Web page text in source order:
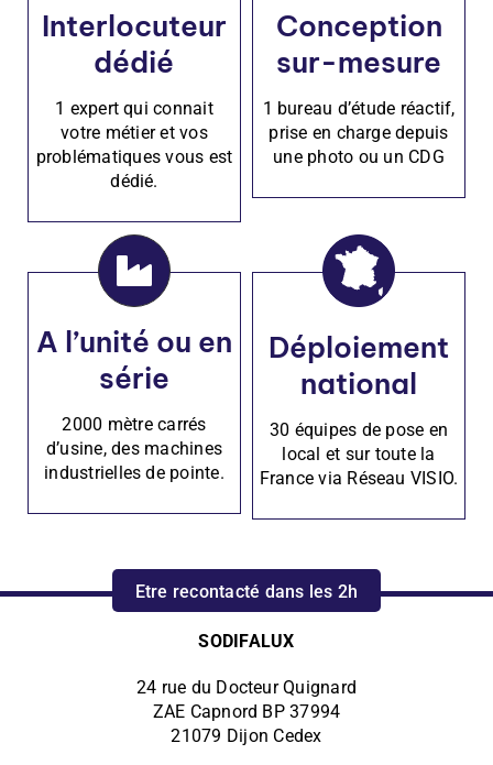
Interlocuteur
dédié
1 expert qui connait
votre métier et vos
problématiques vous est
dédié.
Conception
sur-mesure
1 bureau d’étude réactif,
prise en charge depuis
une photo ou un CDG
A l’unité ou en
série
2000 mètre carrés
d’usine, des machines
industrielles de pointe.
Déploiement
national
30 équipes de pose en
local et sur toute la
France via Réseau VISIO.
Etre recontacté dans les 2h
SODIFALUX
24 rue du Docteur Quignard
ZAE Capnord BP 37994
21079 Dijon Cedex